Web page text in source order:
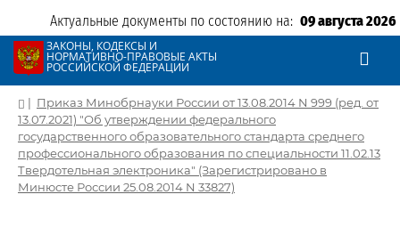
Актуальные документы по состоянию на: 09 августа 2026
ЗАКОНЫ, КОДЕКСЫ И
НОРМАТИВНО-ПРАВОВЫЕ АКТЫ
РОССИЙСКОЙ ФЕДЕРАЦИИ
| Приказ Минобрнауки России от 13.08.2014 N 999 (ред. от
13.07.2021) "Об утверждении федерального
государственного образовательного стандарта среднего
профессионального образования по специальности 11.02.13
Твердотельная электроника" (Зарегистрировано в
Минюсте России 25.08.2014 N 33827)